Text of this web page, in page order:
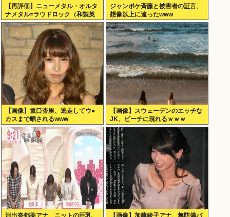
【再評価】ニューメタル・オルタ
ナメタル=ラウドロック（和製英
語）がZに刺さってるらしい。お
前らがキッズの頃好きだったバン
ドは何？
ジャンポケ斉藤と被害者の証言、
想像以上に違ったwww
【画像】坂口杏里、逃走してウ●
カスまで晒されるwww
【画像】スウェーデンのエッチな
JK、ビーチに現れるｗｗｗ
河出奈都美アナ ニットの巨乳、
【画像】加藤綾子アナ、無防備パ